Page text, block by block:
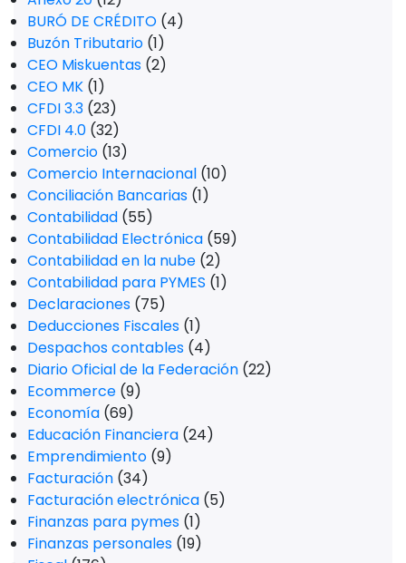
BURÓ DE CRÉDITO (4)
Buzón Tributario (1)
CEO Miskuentas (2)
CEO MK (1)
CFDI 3.3 (23)
CFDI 4.0 (32)
Comercio (13)
Comercio Internacional (10)
Conciliación Bancarias (1)
Contabilidad (55)
Contabilidad Electrónica (59)
Contabilidad en la nube (2)
Contabilidad para PYMES (1)
Declaraciones (75)
Deducciones Fiscales (1)
Despachos contables (4)
Diario Oficial de la Federación (22)
Ecommerce (9)
Economía (69)
Educación Financiera (24)
Emprendimiento (9)
Facturación (34)
Facturación electrónica (5)
Finanzas para pymes (1)
Finanzas personales (19)